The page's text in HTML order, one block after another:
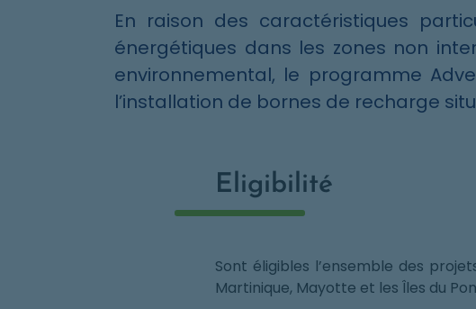
En raison des caractéristiques
énergétiques dans les zones non
environnemental, le programme
l’installation de bornes de recharge
Eligibilité
Sont éligibles l’ensemble des
Martinique, Mayotte et les Îles du